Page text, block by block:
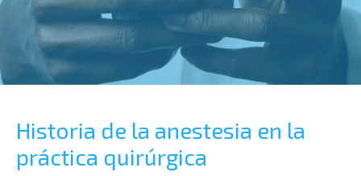
Historia de la anestesia en la
práctica quirúrgica